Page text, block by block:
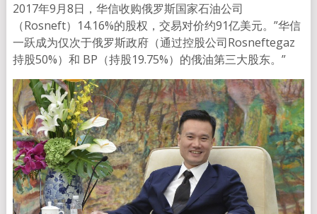
2017年9月8日，华信收购俄罗斯国家石油公司
（Rosneft）14.16%的股权，交易对价约91亿美元。”华信
一跃成为仅次于俄罗斯政府（通过控股公司Rosneftegaz
持股50%）和 BP（持股19.75%）的俄油第三大股东。”